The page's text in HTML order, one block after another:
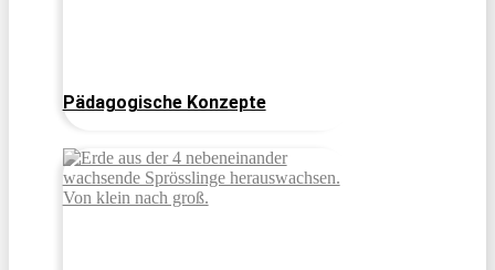
Pädagogische Konzepte